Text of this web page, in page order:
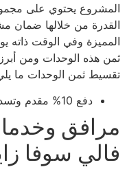
المشروع يحتوي على
القدرة من خلالها ضمان
المميزة وفي الوقت ذاته
ثمن هذه الوحدات ومن
تقسيط ثمن الوحدات ما
دفع 10% مقدم وتسديد الباقي على 13 عام.
مرافق
فالي سوفا